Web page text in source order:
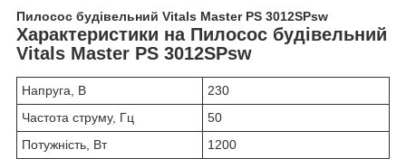
Пилосос будівельний Vitals Master PS 3012SPsw
Характеристики на Пилосос будівельний
Vitals Master PS 3012SPsw
Напруга, В
230
Частота струму, Гц
50
Потужність, Вт
1200